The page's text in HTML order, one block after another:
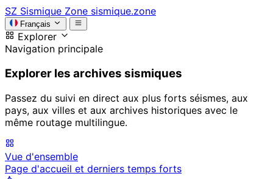
SZ Sismique Zone sismique.zone
Français
Explorer
Navigation principale
Explorer les archives sismiques
Passez du suivi en direct aux plus forts séismes, aux
pays, aux villes et aux archives historiques avec le
même routage multilingue.
Vue d'ensemble
Page d'accueil et derniers temps forts